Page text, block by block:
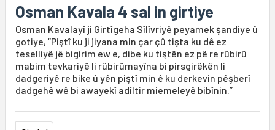
Osman Kavala 4 sal in girtiye
Osman Kavalayî ji Girtîgeha Sîlîvriyê peyamek şandiye û
gotiye, “Piştî ku ji jiyana min çar çû tişta ku dê ez
teselliyê jê bigirim ew e, dibe ku tiştên ez pê re rûbirû
mabim tevkariyê li rûbirûmayîna bi pirsgirêkên li
dadgeriyê re bike û yên piştî min ê ku derkevin pêşberî
dadgehê wê bi awayekî adîltir miemeleyê bibînin.”